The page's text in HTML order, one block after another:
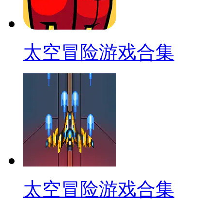
太空冒险游戏合集
太空冒险游戏合集